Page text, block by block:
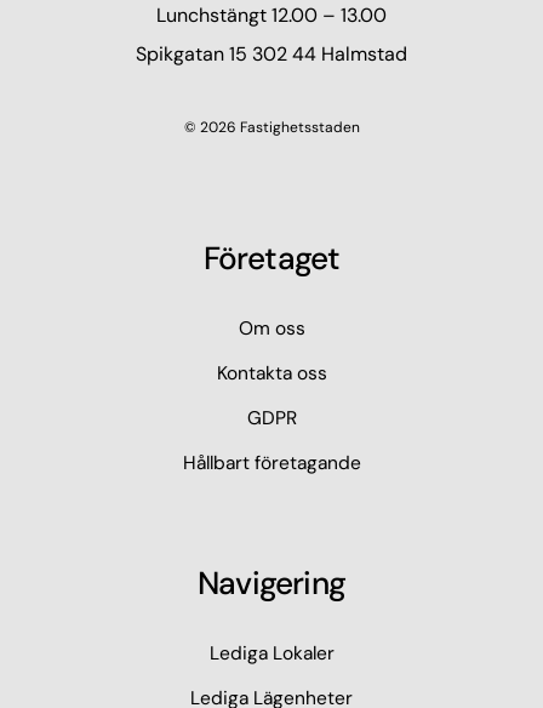
Lunchstängt 12.00 – 13.00
Spikgatan 15 302 44 Halmstad
© 2026 Fastighetsstaden
Företaget
Om oss
Kontakta oss
GDPR
Hållbart företagande
Navigering
Lediga Lokaler
Lediga Lägenheter